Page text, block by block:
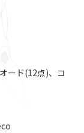
ード(12点)、コ